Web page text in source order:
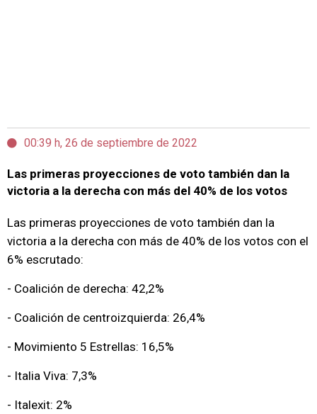
00:39 h, 26 de septiembre de 2022
Las primeras proyecciones de voto también dan la
victoria a la derecha con más del 40% de los votos
Las primeras proyecciones de voto también dan la
victoria a la derecha con más de 40% de los votos con el
6% escrutado:
- Coalición de derecha: 42,2%
- Coalición de centroizquierda: 26,4%
- Movimiento 5 Estrellas: 16,5%
- Italia Viva: 7,3%
- Italexit: 2%